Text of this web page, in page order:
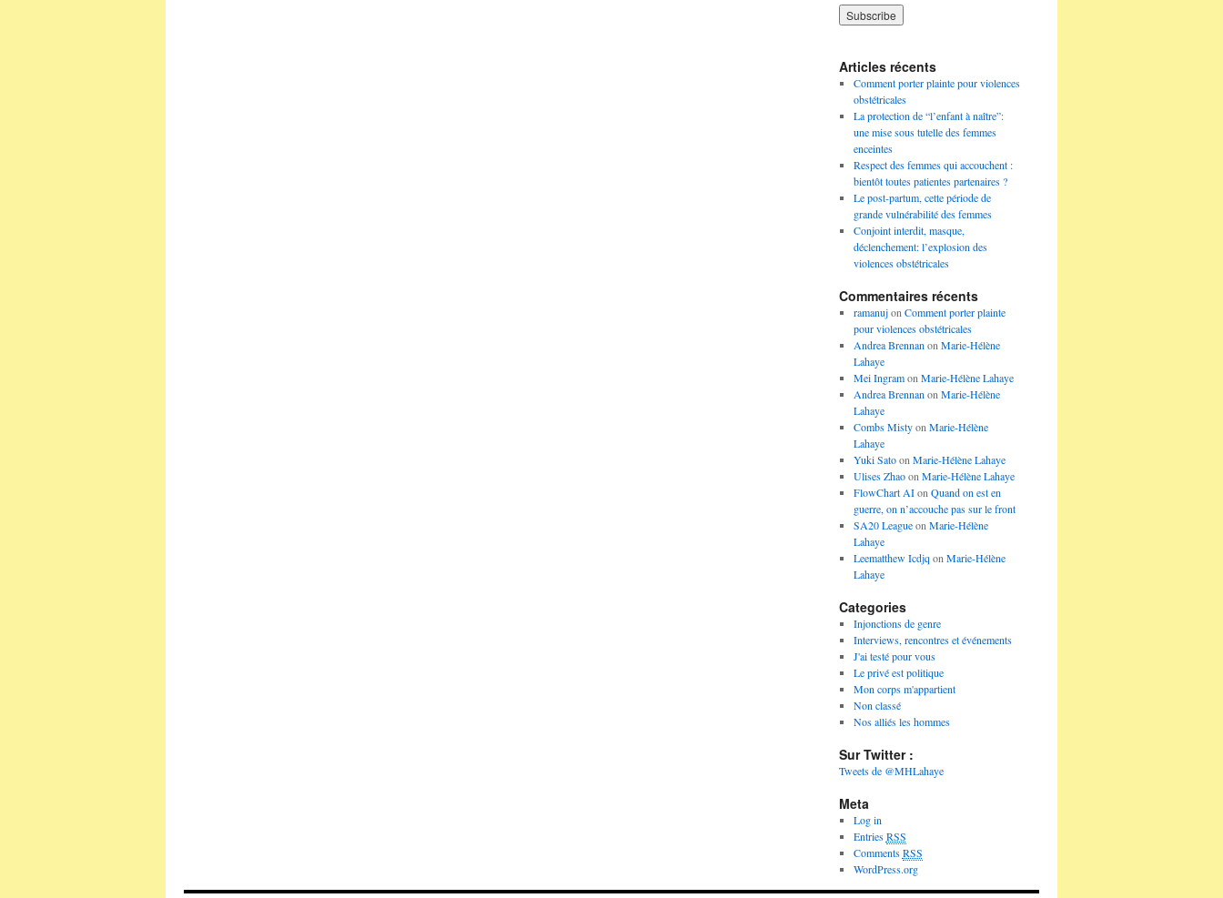
Articles récents
Comment porter plainte pour violences
obstétricales
La protection de “l’enfant à naître”:
une mise sous tutelle des femmes
enceintes
Respect des femmes qui accouchent :
bientôt toutes patientes partenaires ?
Le post-partum, cette période de
grande vulnérabilité des femmes
Conjoint interdit, masque,
déclenchement: l’explosion des
violences obstétricales
Commentaires récents
ramanujon Comment porter plainte
pour violences obstétricales
Andrea Brennan on Marie-Hélène
Lahaye
Mei Ingramon Marie-Hélène Lahaye
Andrea Brennan on Marie-Hélène
Lahaye
Combs Mistyon Marie-Hélène
Lahaye
Yuki Satoon Marie-Hélène Lahaye
Ulises Zhaoon Marie-Hélène Lahaye
FlowChart AIon Quand on est en
guerre, on n’accouche pas sur le front
SA20 Leagueon Marie-Hélène
Lahaye
Leematthew Icdjq on Marie-Hélène
Lahaye
Categories
Injonctions de genre
Interviews, rencontres et événements
J'ai testé pour vous
Le privé est politique
Mon corps m'appartient
Non classé
Nos alliés les hommes
Sur Twitter :
Tweets de @MHLahaye
Meta
Log in
EntriesRSS
CommentsRSS
WordPress.org